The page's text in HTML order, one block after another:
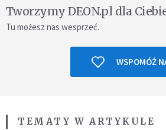
Tworzymy DEON.pl dla
Tu możesz nas wesprzeć.
WSPOMÓŻ
TEMATY W ARTYKULE